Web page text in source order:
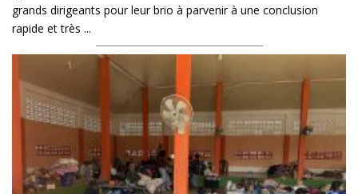
grands dirigeants pour leur brio à parvenir à une conclusion
rapide et très ...